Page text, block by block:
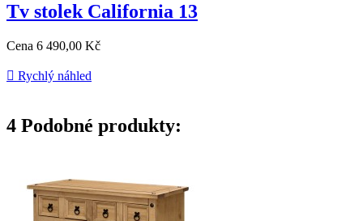
Tv stolek California 13
Cena 6 490,00 Kč
 Rychlý náhled
4 Podobné produkty: